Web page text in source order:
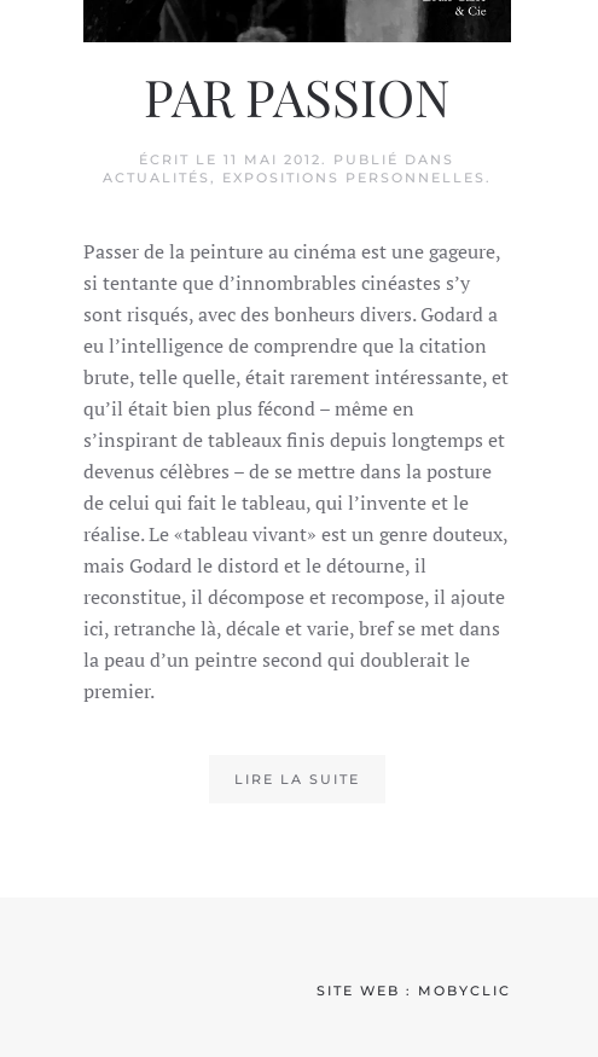
PAR PASSION
ÉCRIT LE11 MAI 2012. PUBLIÉ DANS
ACTUALITÉS , EXPOSITIONS PERSONNELLES .
Passer de la peinture au cinéma est une gageure,
si tentante que d’innombrables cinéastes s’y
sont risqués, avec des bonheurs divers. Godard a
eu l’intelligence de comprendre que la citation
brute, telle quelle, était rarement intéressante, et
qu’il était bien plus fécond – même en
s’inspirant de tableaux finis depuis longtemps et
devenus célèbres – de se mettre dans la posture
de celui qui fait le tableau, qui l’invente et le
réalise. Le «tableau vivant» est un genre douteux,
mais Godard le distord et le détourne, il
reconstitue, il décompose et recompose, il ajoute
ici, retranche là, décale et varie, bref se met dans
la peau d’un peintre second qui doublerait le
premier.
LIRE LA SUITE
SITE WEB : MOBYCLIC